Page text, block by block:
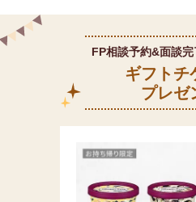
FP相談予約&面談完
ギフトチ
プレゼ